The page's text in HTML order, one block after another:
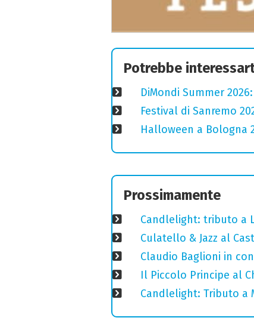
Potrebbe
DiMondi Summer
Festival di Sanremo
Halloween a Bologna
Prossimamente
Candlelight: tributo a
Culatello & Jazz al
Claudio Baglioni in
Il Piccolo Principe al
Candlelight: Tributo a